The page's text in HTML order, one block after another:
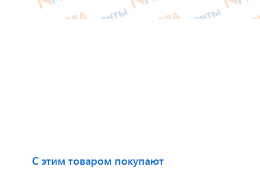
С этим товаром покупают